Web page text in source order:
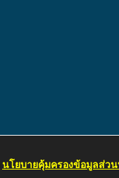
ห
นโยบายคุ้มครองข้อมูลส่ว